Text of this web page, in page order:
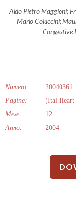
Aldo Pietro Maggioni;
Mario Coluccini;
Congestive
Numero:
20040361
Pagine:
(Ital Heart
Mese:
12
Anno:
2004